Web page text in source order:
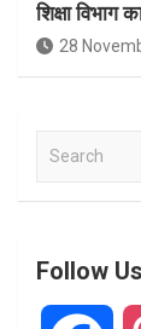
शिक्षा विभाग
28
a
c
Follow Us